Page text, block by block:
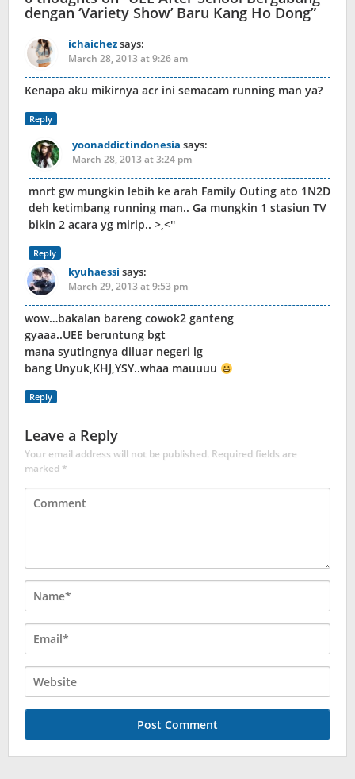
dengan ‘Variety Show’ Baru Kang Ho Dong”
ichaichezsays:
March 28, 2013 at 9:26 am
Kenapa aku mikirnya acr ini semacam running man ya?
Reply
yoonaddictindonesia says:
March 28, 2013 at 3:24 pm
mnrt gw mungkin lebih ke arah Family Outing ato 1N2D
deh ketimbang running man.. Ga mungkin 1 stasiun TV
bikin 2 acara yg mirip.. >,<''
Reply
kyuhaessi says:
March 29, 2013 at 9:53 pm
wow…bakalan bareng cowok2 ganteng
gyaaa..UEE beruntung bgt
mana syutingnya diluar negeri lg
bang Unyuk,KHJ,YSY..whaa mauuuu
Reply
Leave a Reply
Your email address will not be published. Required fields are
marked*